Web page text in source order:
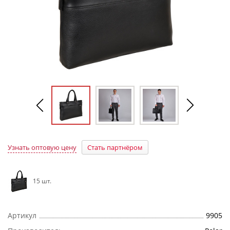
Узнать оптовую цену Стать партнёром
15 шт.
Артикул
9905